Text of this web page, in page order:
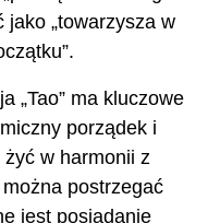
jako „towarzysza w
„Tao” ma kluczowe
porządek i
w harmonii z
postrzegać
jest posiadanie